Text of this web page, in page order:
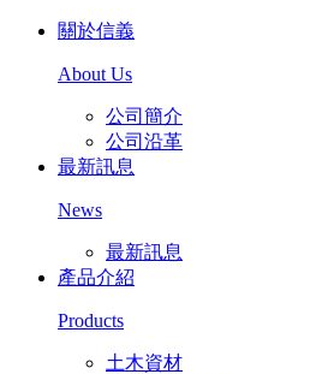
關於信義
About Us
公司簡介
公司沿革
最新訊息
News
最新訊息
產品介紹
Products
土木資材